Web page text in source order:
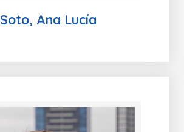
Soto, Ana Lucía